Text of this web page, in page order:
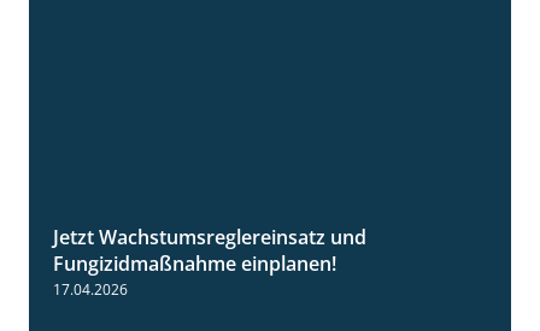
Jetzt Wachstumsreglereinsatz und
Fungizidmaßnahme einplanen!
17.04.2026